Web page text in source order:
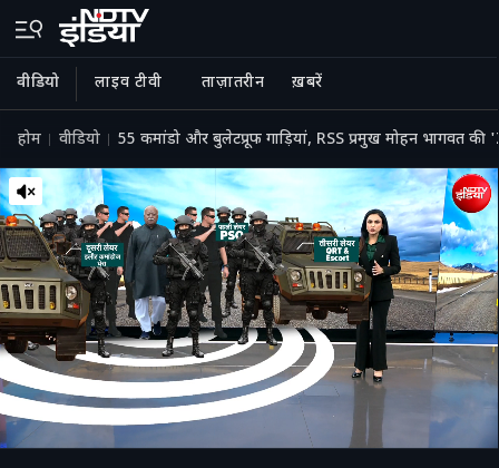
वीडियो लाइव टीवी ताज़ातरीन ख़बरें
होम वीडियो 55 कमांडो और बुलेटप्रूफ गाड़ियां, RSS प्रमुख मोहन भागवत की